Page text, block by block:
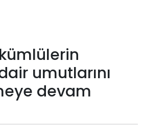
umutlarını
devam